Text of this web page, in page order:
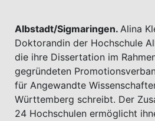
Albstadt/Sigmaringen. Alina
Doktorandin der Hochschule
die ihre Dissertation im
gegründeten
für Angewandte
Württemberg schreibt. Der
24 Hochschulen ermöglicht